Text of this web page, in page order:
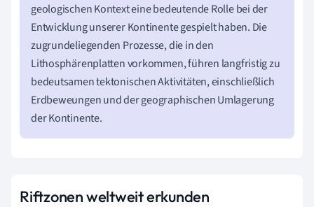
geologischen Kontext eine bedeutende Rolle bei der
Entwicklung unserer Kontinente gespielt haben. Die
zugrundeliegenden Prozesse, die in den
Lithosphärenplatten vorkommen, führen langfristig zu
bedeutsamen tektonischen Aktivitäten, einschließlich
Erdbeweungen und der geographischen Umlagerung
der Kontinente.
Riftzonen weltweit erkunden